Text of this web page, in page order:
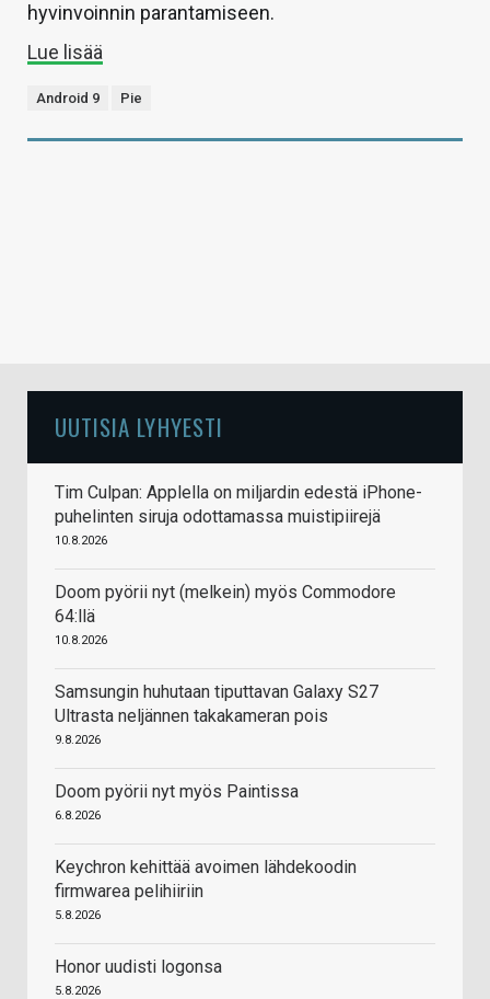
hyvinvoinnin parantamiseen.
Lue lisää
Android 9 Pie
UUTISIA LYHYESTI
Tim Culpan: Applella on miljardin edestä iPhone-
puhelinten siruja odottamassa muistipiirejä
10.8.2026
Doom pyörii nyt (melkein) myös Commodore
64:llä
10.8.2026
Samsungin huhutaan tiputtavan Galaxy S27
Ultrasta neljännen takakameran pois
9.8.2026
Doom pyörii nyt myös Paintissa
6.8.2026
Keychron kehittää avoimen lähdekoodin
firmwarea pelihiiriin
5.8.2026
Honor uudisti logonsa
5.8.2026